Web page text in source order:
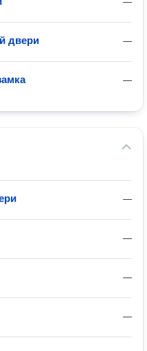
—
двери
—
—
—
—
—